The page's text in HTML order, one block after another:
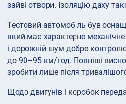
зайві отвори. Ізоляцію даху
Тестовий автомобіль був
який має характерне механічне
і дорожній шум добре
до 90–95 км/год. Повніші
зробити лише після
Щодо двигунів і коробок